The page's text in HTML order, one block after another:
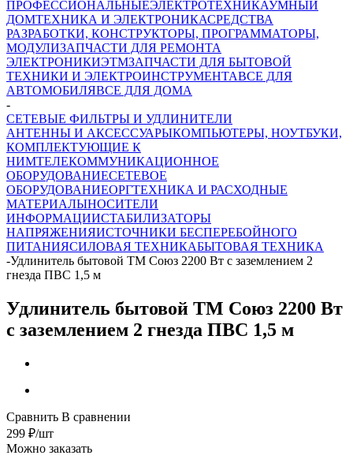
ПРОФЕССИОНАЛЬНЫЕЭЛЕКТРОТЕХНИКАУМНЫЙ
ДОМТЕХНИКА И ЭЛЕКТРОНИКАСРЕДСТВА
РАЗРАБОТКИ, КОНСТРУКТОРЫ, ПРОГРАММАТОРЫ,
МОДУЛИЗАПЧАСТИ ДЛЯ РЕМОНТА
ЭЛЕКТРОНИКИЭТМЗАПЧАСТИ ДЛЯ БЫТОВОЙ
ТЕХНИКИ И ЭЛЕКТРОИНСТРУМЕНТАВСЕ ДЛЯ
АВТОМОБИЛЯВСЕ ДЛЯ ДОМА
-
СЕТЕВЫЕ ФИЛЬТРЫ И УДЛИНИТЕЛИ
АНТЕННЫ И АКСЕССУАРЫКОМПЬЮТЕРЫ, НОУТБУКИ,
КОМПЛЕКТУЮЩИЕ К
НИМТЕЛЕКОММУНИКАЦИОННОЕ
ОБОРУДОВАНИЕСЕТЕВОЕ
ОБОРУДОВАНИЕОРГТЕХНИКА И РАСХОДНЫЕ
МАТЕРИАЛЫНОСИТЕЛИ
ИНФОРМАЦИИСТАБИЛИЗАТОРЫ
НАПРЯЖЕНИЯИСТОЧНИКИ БЕСПЕРЕБОЙНОГО
ПИТАНИЯСИЛОВАЯ ТЕХНИКАБЫТОВАЯ ТЕХНИКА
-Удлинитель бытовой ТМ Союз 2200 Вт с заземлением 2
гнезда ПВС 1,5 м
Удлинитель бытовой ТМ Союз 2200 Вт
с заземлением 2 гнезда ПВС 1,5 м
Сравнить В сравнении
299 ₽/шт
Можно заказать